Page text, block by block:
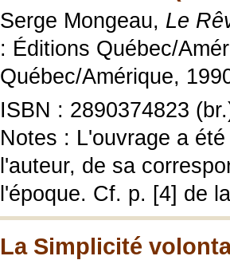
Serge Mongeau, Le
: Éditions Québec/
Québec/Amérique,
ISBN : 2890374823
Notes : L'ouvrage a
l'auteur, de sa
l'époque. Cf. p. [4] de
La Simplicité